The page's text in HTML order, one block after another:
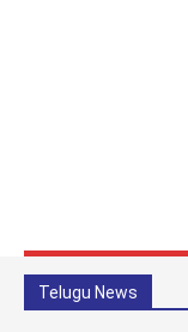
Telugu News